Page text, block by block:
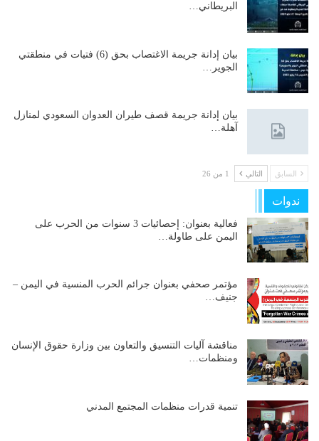
البريطاني…
بيان إدانة جريمة الاغتصاب بحق (6) فتيات في منطقتي
الجوير…
بيان إدانة جريمة قصف طيران العدوان السعودي لمنازل
آهلة…
السابق التالي 1 من 26
ندوات
فعالية بعنوان: إحصائيات 3 سنوات من الحرب على
اليمن على طاولة…
مؤتمر صحفي بعنوان جرائم الحرب المنسية في اليمن –
جنيف…
مناقشة آليات التنسيق والتعاون بين وزارة حقوق الإنسان
ومنظمات…
تنمية قدرات منظمات المجتمع المدني